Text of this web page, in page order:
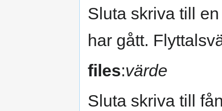
Sluta skriva till
har gått.
files:värde
Sluta skriva till